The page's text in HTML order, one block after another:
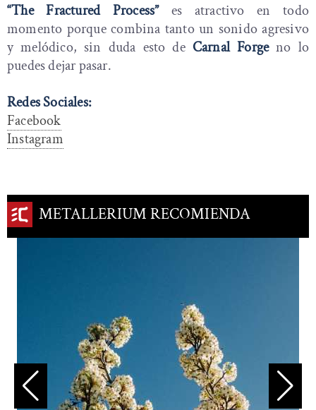
“The Fractured Process” es atractivo en todo
momento porque combina tanto un sonido agresivo
y melódico, sin duda esto de Carnal Forgeno lo
puedes dejar pasar.
Redes Sociales:
Facebook
Instagram
METALLERIUM RECOMIENDA